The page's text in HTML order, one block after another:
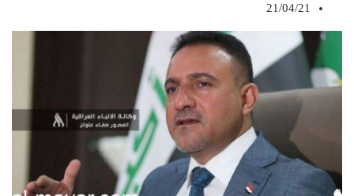
21/04/21